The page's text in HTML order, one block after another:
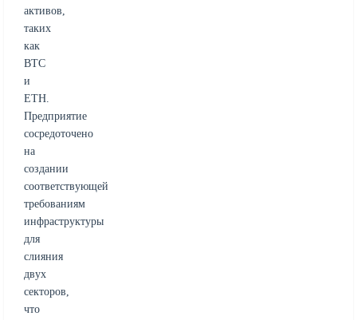
активов,
таких
как
BTC
и
ETH.
Предприятие
сосредоточено
на
создании
соответствующей
требованиям
инфраструктуры
для
слияния
двух
секторов,
что